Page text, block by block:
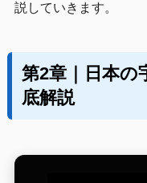
説していきます。
第2章｜日本の
底解説